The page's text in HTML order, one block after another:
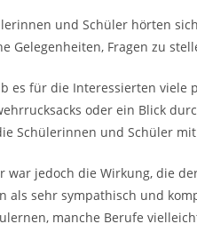
und Schüler hörten
Gelegenheiten, Fragen zu
es für die Interessierten viele
oder ein Blick
Schülerinnen und Schüler
war jedoch die Wirkung, die
als sehr sympathisch und
manche Berufe